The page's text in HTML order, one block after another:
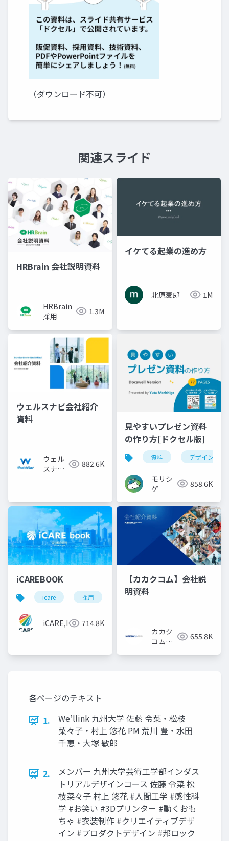
（ダウンロード不可）
関連スライド
HRBrain 会社説明資料
HRBrain
採用
1.3M
イケてる起業の進め方
北原麦郎 1M
ウェルスナビ会社紹介
資料
ウェル
スナビ
882.6K
見やすいプレゼン資料
の作り方[ドクセル版]
資料 デザイン
モリシ
ゲ
858.6K
iCAREBOOK
icare 採用 カルチャーデック
iCARE,Inc 714.8K
【カカクコム】会社説
明資料
カカク
コム採
655.8K
各ページのテキスト
1.
We’llink 九州大学 佐藤 令菜・松枝
菜々子・村上 悠花 PM 荒川 豊・水田
千恵・大塚 敏郎
2.
メンバー 九州大学芸術工学部インダス
トリアルデザインコース 佐藤 令菜 松
枝菜々子 村上 悠花 #人間工学 #感性科
学 #お笑い #3Dプリンター #動くおも
ちゃ #衣装制作 #クリエイティブデザ
イン #プロダクトデザイン #邦ロック